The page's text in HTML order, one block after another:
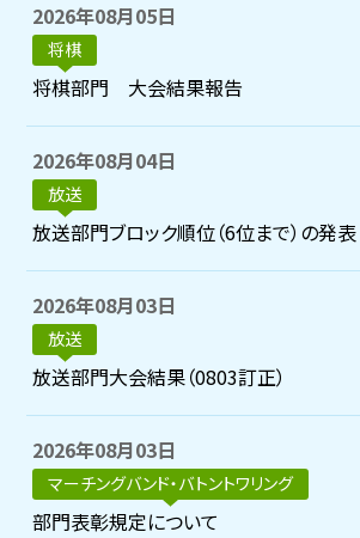
2026年08月05日
将棋
将棋部門 大会結果報告
2026年08月04日
放送
放送部門ブロック順位（6位まで）の発表
2026年08月03日
放送
放送部門大会結果（0803訂正）
2026年08月03日
マーチングバンド・バトントワリング
部門表彰規定について